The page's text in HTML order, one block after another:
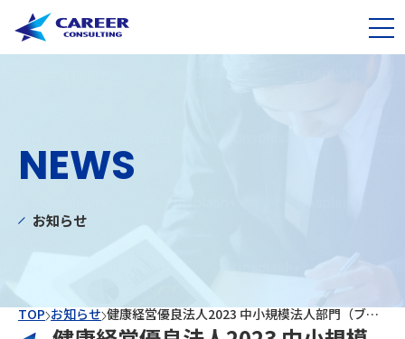
NEWS
お知らせ
TOP お知らせ 健康経営優良法人2023 中小規模法人部門（ブライト500）に認定